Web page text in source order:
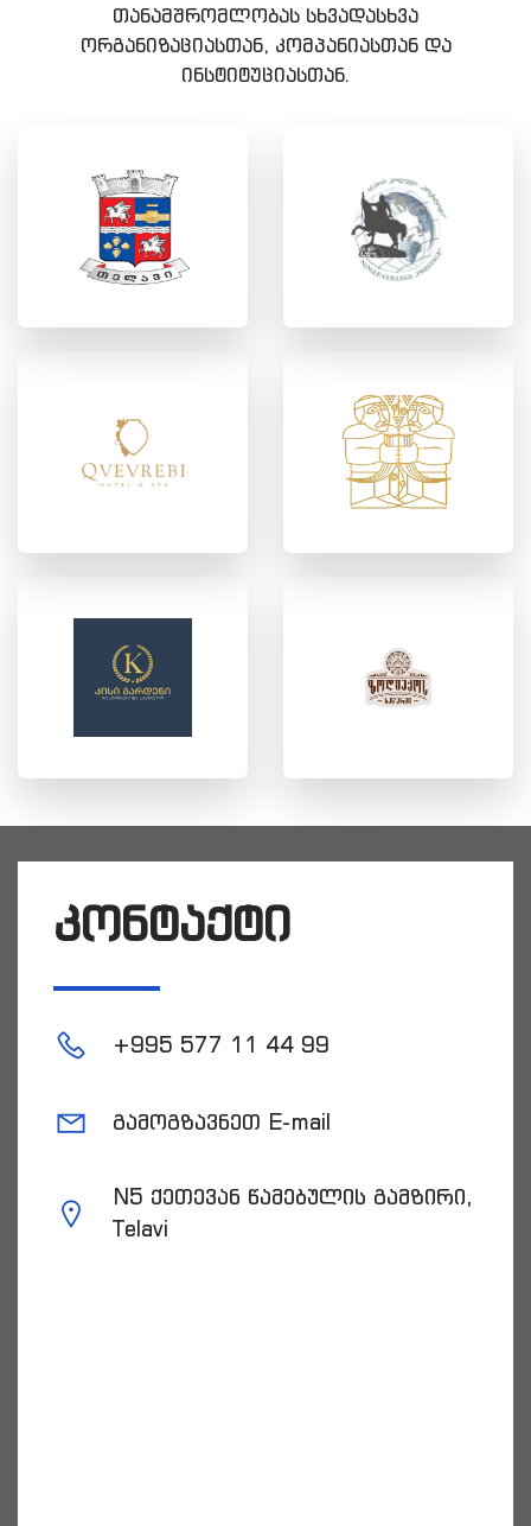
თანამშრომლობას სხვადასხვა
ორგანიზაციასთან, კომპანიასთან და
ინსტიტუციასთან.
კონტაქტი
+995 577 11 44 99
გამოგზავნეთ E-mail
N5 ქეთევან წამებულის გამზირი,
Telavi